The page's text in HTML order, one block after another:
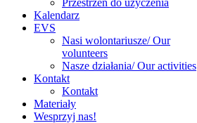
Przestrzeń do użyczenia
Kalendarz
EVS
Nasi wolontariusze/ Our
volunteers
Nasze działania/ Our activities
Kontakt
Kontakt
Materiały
Wesprzyj nas!